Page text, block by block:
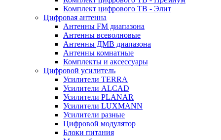
Комплект цифрового ТВ - Элит
Цифровая антенна
Антенны FM диапазона
Антенны всеволновые
Антенны ДМВ диапазона
Антенны комнатные
Комплекты и аксессуары
Цифровой усилитель
Усилители TERRA
Усилители ALCAD
Усилители PLANAR
Усилители LUXMANN
Усилители разные
Цифровой модулятор
Блоки питания